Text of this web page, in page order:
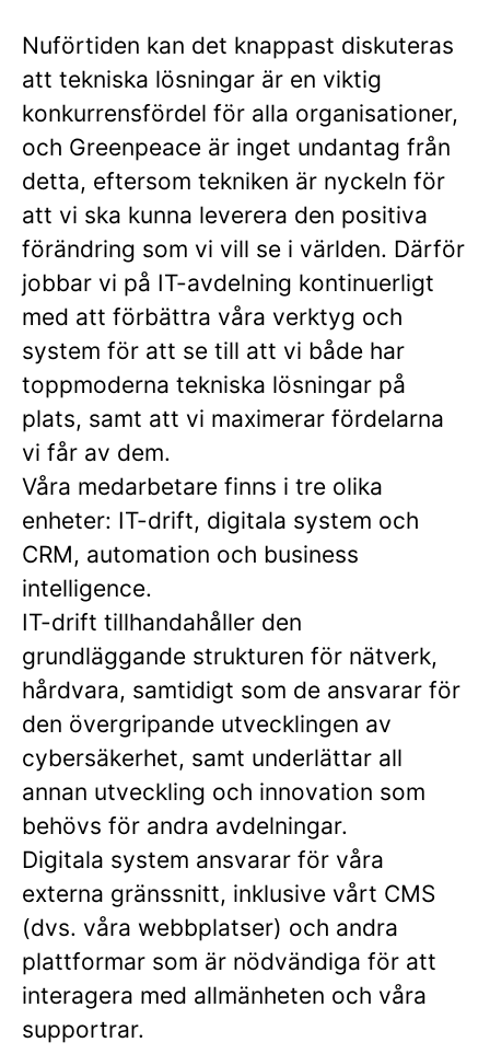
Nuförtiden kan det knappast diskuteras
att tekniska lösningar är en viktig
konkurrensfördel för alla organisationer,
och Greenpeace är inget undantag från
detta, eftersom tekniken är nyckeln för
att vi ska kunna leverera den positiva
förändring som vi vill se i världen. Därför
jobbar vi på IT-avdelning kontinuerligt
med att förbättra våra verktyg och
system för att se till att vi både har
toppmoderna tekniska lösningar på
plats, samt att vi maximerar fördelarna
vi får av dem.
Våra medarbetare finns i tre olika
enheter: IT-drift, digitala system och
CRM, automation och business
intelligence.
IT-drift tillhandahåller den
grundläggande strukturen för nätverk,
hårdvara, samtidigt som de ansvarar för
den övergripande utvecklingen av
cybersäkerhet, samt underlättar all
annan utveckling och innovation som
behövs för andra avdelningar.
Digitala system ansvarar för våra
externa gränssnitt, inklusive vårt CMS
(dvs. våra webbplatser) och andra
plattformar som är nödvändiga för att
interagera med allmänheten och våra
supportrar.